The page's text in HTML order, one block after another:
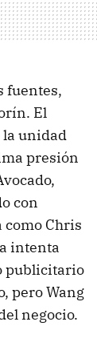
fuentes,
El
la unidad
presión
con
como Chris
intenta
publicitario
pero Wang
negocio.